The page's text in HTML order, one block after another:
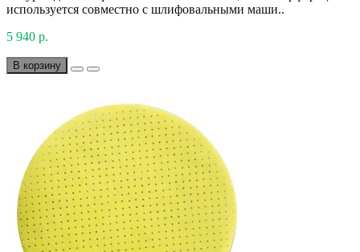
используется совместно с шлифовальными маши..
5 940 р.
В корзину